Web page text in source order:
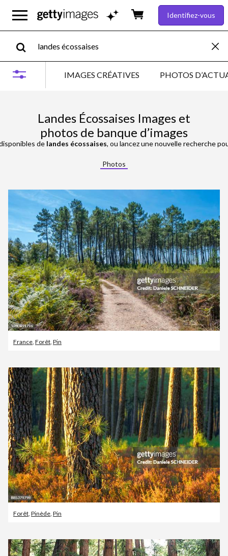
Identifiez-vous
IMAGES CRÉATIVES PHOTOS
Landes Écossaises Images et
photos de banque d’images
de landes écossaises, ou lancez une nouvelle recherche
Photos
France Forêt Pin
Forêt Pinède Pin